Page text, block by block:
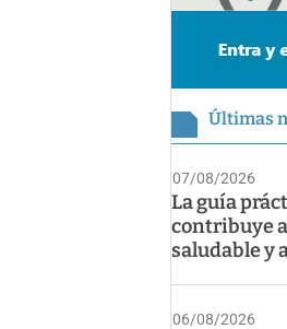
Últimas
07/08/2026
La guía
contribuye
saludable y
06/08/2026